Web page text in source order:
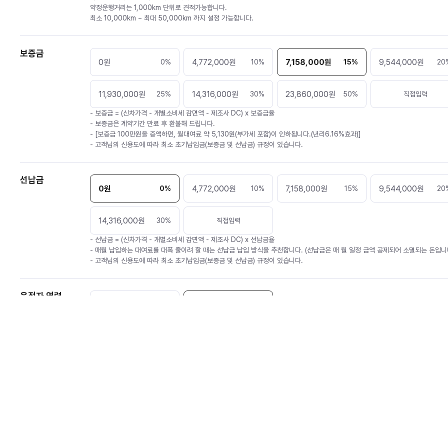
약정운행거리는 1,000km 단위로 견적가능합니다.
최소 10,000km ~ 최대 50,000km 까지 설정 가능합니다.
보증금
0원 0% 4,772,000원 10% 7,158,000원 15% 9,544,000원 20
11,930,000원 25% 14,316,000원 30% 23,860,000원 50% 직접입력
- 보증금 = (신차가격 - 개별소비세 감면액 - 제조사 DC) x 보증금율
- 보증금은 계약기간 만료 후 환불해 드립니다.
- [보증금 100만원을 증액하면, 월대여료 약 5,130원(부가세 포함)이 인하됩니다.(년리6.16%효과)]
- 고객님의 신용도에 따라 최소 초기납입금(보증금 및 선납금) 규정이 있습니다.
선납금
0원 0% 4,772,000원 10% 7,158,000원 15% 9,544,000원 20
14,316,000원 30% 직접입력
- 선납금 = (신차가격 - 개별소비세 감면액 - 제조사 DC) x 선납금율
- 매월 납입하는 대여료를 대폭 줄이려 할 때는 선납금 납입 방식을 추천합니다. (선납금은 매 월 일정 금액 공제되어 소멸되는 돈입
- 고객님의 신용도에 따라 최소 초기납입금(보증금 및 선납금) 규정이 있습니다.
운전자 연령